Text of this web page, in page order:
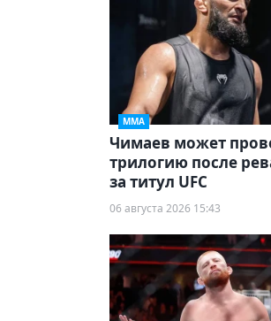
ММА
Чимаев может
трилогию после
за титул UFC
06 августа 2026 15:43